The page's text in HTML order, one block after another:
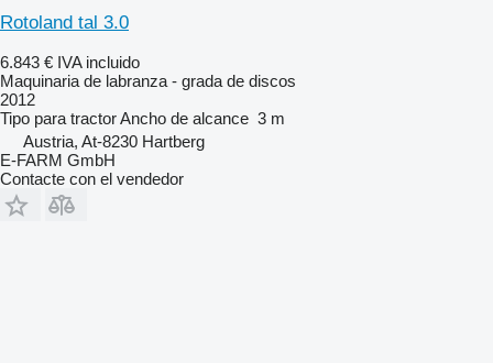
Rotoland tal 3.0
6.843 € IVA incluido
Maquinaria de labranza - grada de discos
2012
Tipo para tractorAncho de alcance 3 m
Austria, At-8230 Hartberg
E-FARM GmbH
Contacte con el vendedor